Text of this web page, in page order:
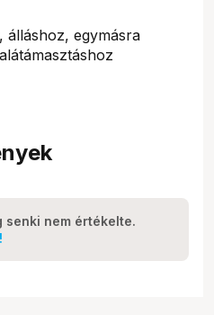
álláshoz, egymásra
senki nem értékelte.